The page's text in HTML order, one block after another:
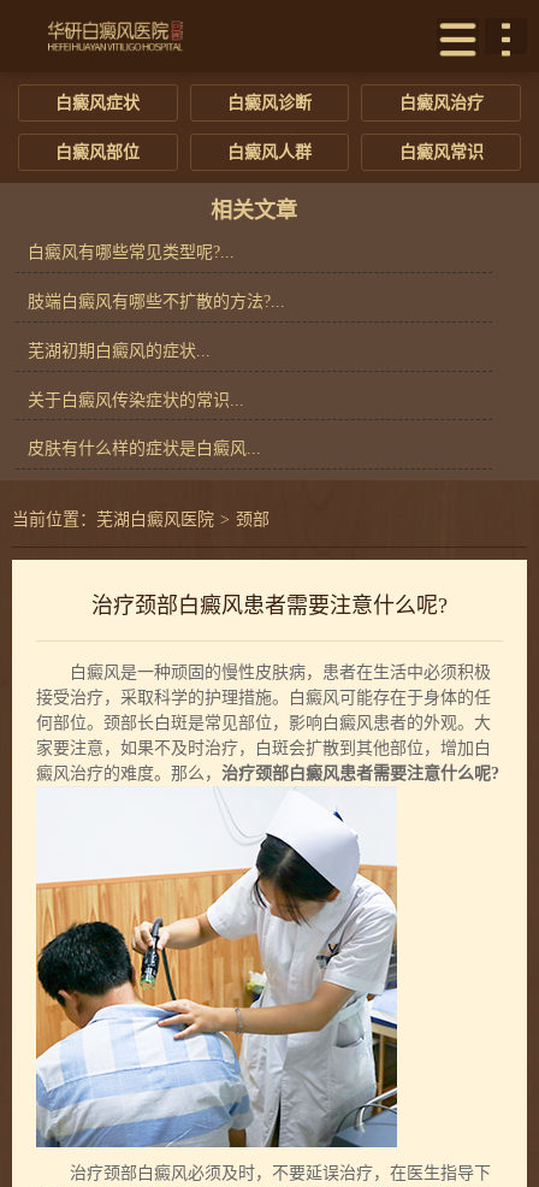
白癜风症状 白癜风诊断 白癜风治疗
白癜风部位 白癜风人群 白癜风常识
相关文章
白癜风有哪些常见类型呢?...
肢端白癜风有哪些不扩散的方法?...
芜湖初期白癜风的症状...
关于白癜风传染症状的常识...
皮肤有什么样的症状是白癜风...
当前位置： 芜湖白癜风医院 > 颈部
治疗颈部白癜风患者需要注意什么呢?
白癜风是一种顽固的慢性皮肤病，患者在生活中必须积极
接受治疗，采取科学的护理措施。白癜风可能存在于身体的任
何部位。颈部长白斑是常见部位，影响白癜风患者的外观。大
家要注意，如果不及时治疗，白斑会扩散到其他部位，增加白
癜风治疗的难度。那么， 治疗颈部白癜风患者需要注意什么呢?
治疗颈部白癜风必须及时，不要延误治疗，在医生指导下